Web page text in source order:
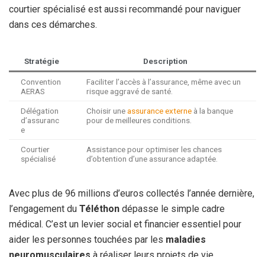
courtier spécialisé est aussi recommandé pour naviguer
dans ces démarches.
Stratégie Description
Convention
AERAS
Faciliter l’accès à l’assurance, même avec un
risque aggravé de santé.
Délégation
d’assuranc
e
Choisir uneassurance externe à la banque
pour de meilleures conditions.
Courtier
spécialisé
Assistance pour optimiser les chances
d’obtention d’une assurance adaptée.
Avec plus de 96 millions d’euros collectés l’année dernière,
l’engagement du Téléthon dépasse le simple cadre
médical. C’est un levier social et financier essentiel pour
aider les personnes touchées par les maladies